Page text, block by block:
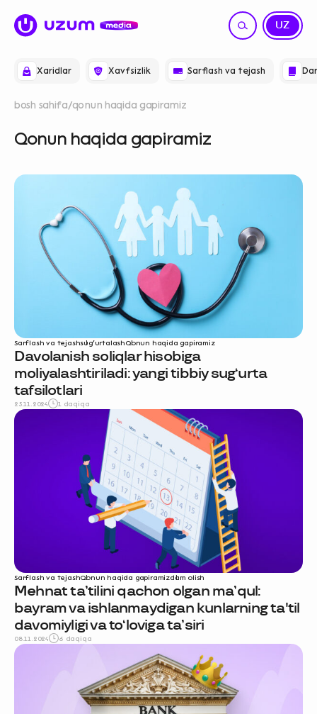
Xaridlar Xavfsizlik Sarflash va tejash
UZ
RU
bosh sahifa qonun haqida gapiramiz
Qonun haqida gapiramiz
Sarflash va tejashsug‘urtalashQonun haqida gapiramiz
Davolanish soliqlar hisobiga
moliyalashtiriladi: yangi tibbiy sug‘urta
tafsilotlari
25.11.2024 1 daqiqa
Sarflash va tejashQonun haqida gapiramizdam olish
Mehnat ta’tilini qachon olgan ma’qul:
bayram va ishlanmaydigan kunlarning ta'til
davomiyligi va to‘loviga ta’siri
08.11.2024 6 daqiqa